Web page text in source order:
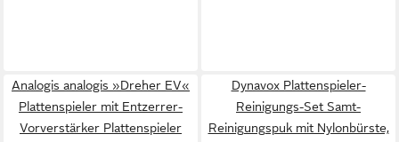
Analogis analogis »Dreher EV«
Plattenspieler mit Entzerrer-
Vorverstärker Plattenspieler
Dynavox Plattenspieler-
Reinigungs-Set Samt-
Reinigungspuk mit Nylonbürste,